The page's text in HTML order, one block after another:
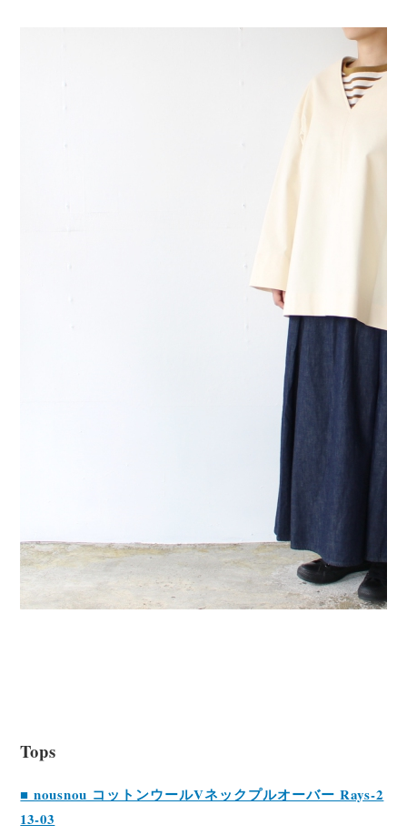
Tops
■ nousnou コットンウールVネックプルオーバー Rays-2
13-03